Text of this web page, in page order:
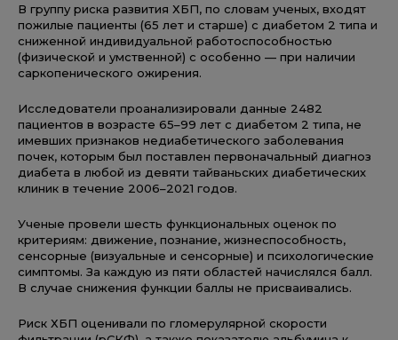
В группу риска развития ХБП, по словам ученых, входят
пожилые пациенты (65 лет и старше) с диабетом 2 типа и
сниженной индивидуальной работоспособностью
(физической и умственной) с особенно — при наличии
саркопенического ожирения.
Исследователи проанализировали данные 2482
пациентов в возрасте 65–99 лет с диабетом 2 типа, не
имевших признаков недиабетического заболевания
почек, которым был поставлен первоначальный диагноз
диабета в любой из девяти тайваньских диабетических
клиник в течение 2006–2021 годов.
Ученые провели шесть функциональных оценок по
критериям: движение, познание, жизнеспособность,
сенсорные (визуальные и сенсорные) и психологические
симптомы. За каждую из пяти областей начислялся балл.
В случае снижения функции баллы не присваивались.
Риск ХБП оценивали по гломерулярной скорости